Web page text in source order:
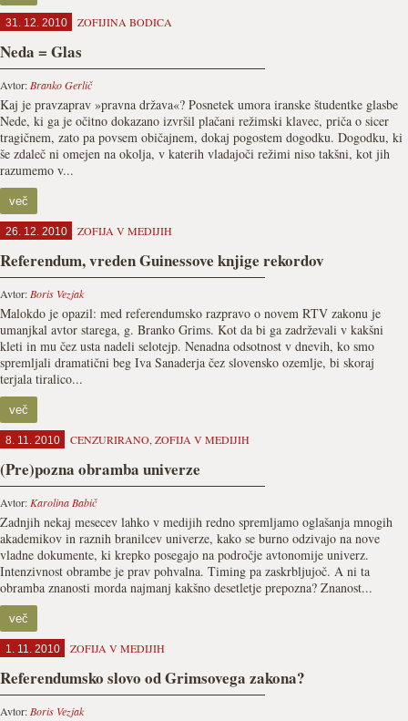
31. 12. 2010 ZOFIJINA BODICA
Neda = Glas
Avtor: Branko Gerlič
Kaj je pravzaprav »pravna država«? Posnetek umora iranske študentke glasbe
Nede, ki ga je očitno dokazano izvršil plačani režimski klavec, priča o sicer
tragičnem, zato pa povsem običajnem, dokaj pogostem dogodku. Dogodku, ki
še zdaleč ni omejen na okolja, v katerih vladajoči režimi niso takšni, kot jih
razumemo v...
več
26. 12. 2010 ZOFIJA V MEDIJIH
Referendum, vreden Guinessove knjige rekordov
Avtor: Boris Vezjak
Malokdo je opazil: med referendumsko razpravo o novem RTV zakonu je
umanjkal avtor starega, g. Branko Grims. Kot da bi ga zadrževali v kakšni
kleti in mu čez usta nadeli selotejp. Nenadna odsotnost v dnevih, ko smo
spremljali dramatični beg Iva Sanaderja čez slovensko ozemlje, bi skoraj
terjala tiralico...
več
8. 11. 2010 CENZURIRANO, ZOFIJA V MEDIJIH
(Pre)pozna obramba univerze
Avtor: Karolina Babič
Zadnjih nekaj mesecev lahko v medijih redno spremljamo oglašanja mnogih
akademikov in raznih branilcev univerze, kako se burno odzivajo na nove
vladne dokumente, ki krepko posegajo na področje avtonomije univerz.
Intenzivnost obrambe je prav pohvalna. Timing pa zaskrbljujoč. A ni ta
obramba znanosti morda najmanj kakšno desetletje prepozna? Znanost...
več
1. 11. 2010 ZOFIJA V MEDIJIH
Referendumsko slovo od Grimsovega zakona?
Avtor: Boris Vezjak